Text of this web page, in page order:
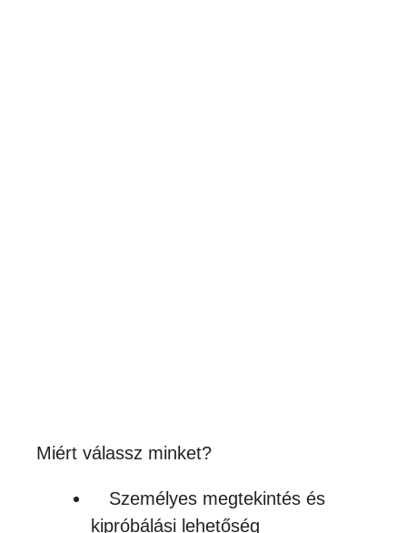
Miért válassz minket?
Személyes megtekintés és
kipróbálási lehetőség